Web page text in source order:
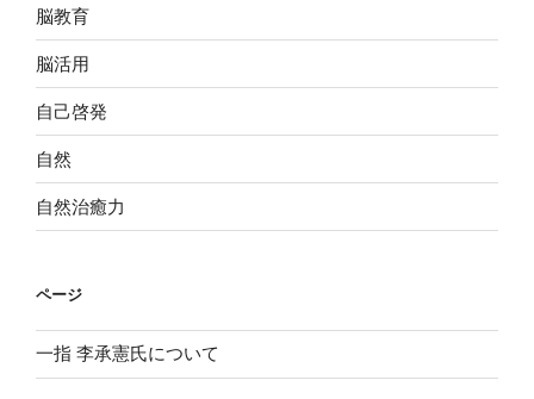
脳教育
脳活用
自己啓発
自然
自然治癒力
ページ
一指 李承憲氏について